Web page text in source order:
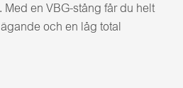
en VBG-stång får du helt
och en låg total